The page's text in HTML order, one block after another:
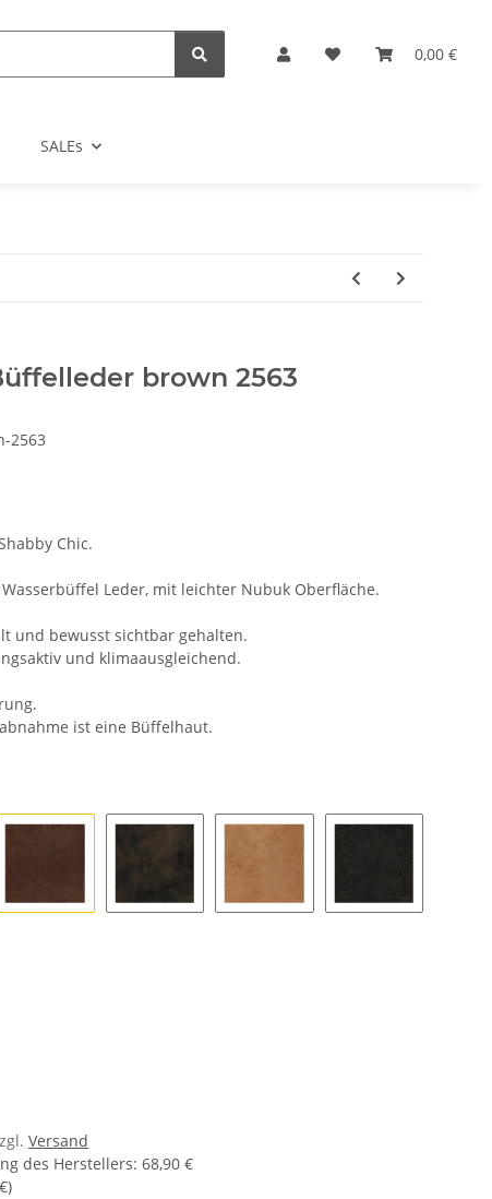
0,00 €
SALEs
brown 2563
2563
Chic.
Leder, mit leichter Nubuk Oberfläche.
und bewusst sichtbar gehalten.
und klimaausgleichend.
ist eine Büffelhaut.
Versand
des Herstellers: 68,90 €
)